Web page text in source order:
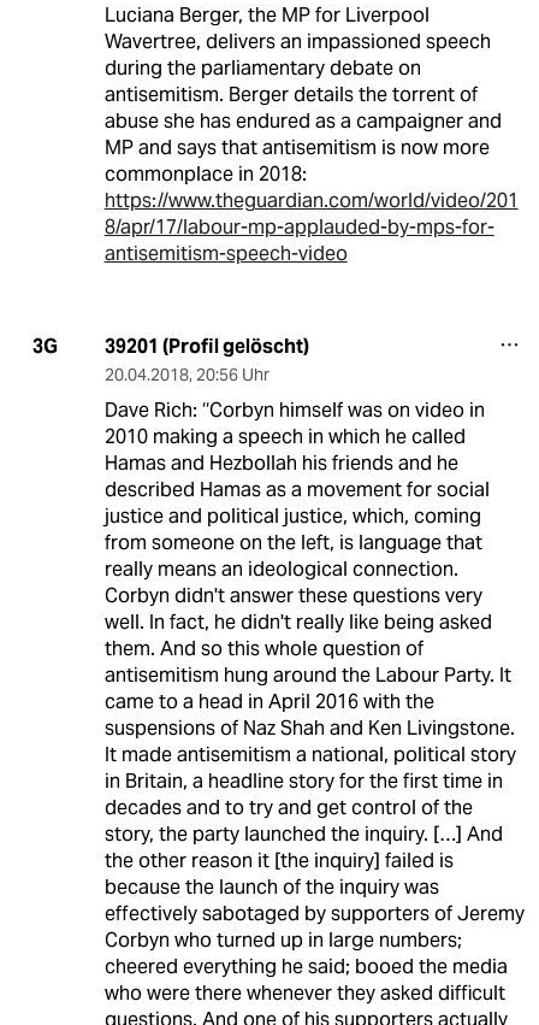
Luciana Berger, the MP for Liverpool
Wavertree, delivers an impassioned speech
during the parliamentary debate on
antisemitism. Berger details the torrent of
abuse she has endured as a campaigner and
MP and says that antisemitism is now more
commonplace in 2018:
https://www.theguardian.com/world/video/201
8/apr/17/labour-mp-applauded-by-mps-for-
antisemitism-speech-video
3G 39201 (Profil gelöscht)
20.04.2018, 20:56 Uhr
Dave Rich: ‘‘Corbyn himself was on video in
2010 making a speech in which he called
Hamas and Hezbollah his friends and he
described Hamas as a movement for social
justice and political justice, which, coming
from someone on the left, is language that
really means an ideological connection.
Corbyn didn't answer these questions very
well. In fact, he didn't really like being asked
them. And so this whole question of
antisemitism hung around the Labour Party. It
came to a head in April 2016 with the
suspensions of Naz Shah and Ken Livingstone.
It made antisemitism a national, political story
in Britain, a headline story for the first time in
decades and to try and get control of the
story, the party launched the inquiry. […] And
the other reason it [the inquiry] failed is
because the launch of the inquiry was
effectively sabotaged by supporters of Jeremy
Corbyn who turned up in large numbers;
cheered everything he said; booed the media
who were there whenever they asked difficult
questions. And one of his supporters actually